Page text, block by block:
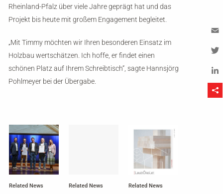
Rheinland-Pfalz über viele Jahre geprägt hat und das
Projekt bis heute mit großem Engagement begleitet.
„Mit Timmy möchten wir Ihren besonderen Einsatz im
Holzbau wertschätzen. Ich hoffe, er findet einen
schönen Platz auf Ihrem Schreibtisch“, sagte Hannsjörg
Pohlmeyer bei der Übergabe.
Related News Related News Related News